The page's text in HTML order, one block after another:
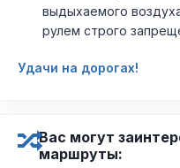
выдыхаемого
рулем строго
Удачи на дорогах!
Вас могут
маршруты: